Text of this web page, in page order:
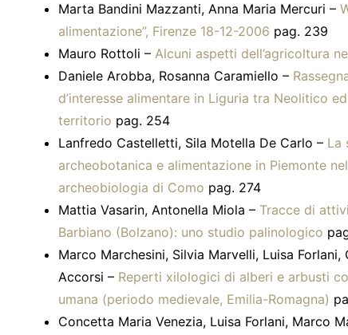
Marta Bandini Mazzanti, Anna Maria Mercuri –
alimentazione”, Firenze 18-12-2006 pag. 239
Mauro Rottoli – Alcuni aspetti dell’agricoltura
Daniele Arobba, Rosanna Caramiello –
d’interesse alimentare in Liguria tra Neolitico
territorio pag. 254
Lanfredo Castelletti, Sila Motella De Carlo – La
archeobotanica e alimentazione in Piemonte
archeobiologia di Como pag. 274
Mattia Vasarin, Antonella Miola – Tracce di
Barbiano (Bolzano): uno studio palinologico
Marco Marchesini, Silvia Marvelli, Luisa
Accorsi – Reperti xilologici di alberi e arbusti
umana (periodo medievale, Emilia-Romagna)
Concetta Maria Venezia, Luisa Forlani, Marco